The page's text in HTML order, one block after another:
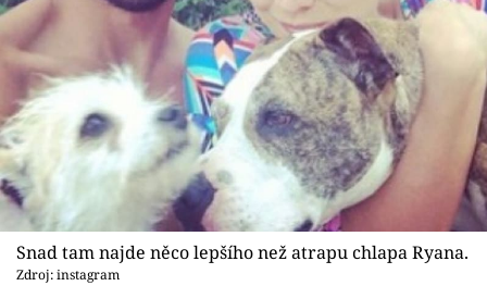
Snad tam najde něco lepšího než atrapu chlapa Ryana.
Zdroj: instagram